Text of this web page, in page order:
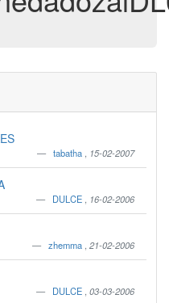
tabatha 15-02-2007
DULCE 16-02-2006
zhemma 21-02-2006
DULCE 03-03-2006